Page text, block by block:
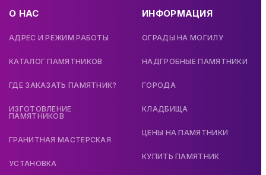
О НАС
АДРЕС И РЕЖИМ РАБОТЫ
КАТАЛОГ ПАМЯТНИКОВ
ГДЕ ЗАКАЗАТЬ ПАМЯТНИК?
ИЗГОТОВЛЕНИЕ
ПАМЯТНИКОВ
ГРАНИТНАЯ МАСТЕРСКАЯ
УСТАНОВКА
ИНФОРМАЦИЯ
ОГРАДЫ НА МОГИЛУ
НАДГРОБНЫЕ ПАМЯТНИКИ
ГОРОДА
КЛАДБИЩА
ЦЕНЫ НА ПАМЯТНИКИ
КУПИТЬ ПАМЯТНИК